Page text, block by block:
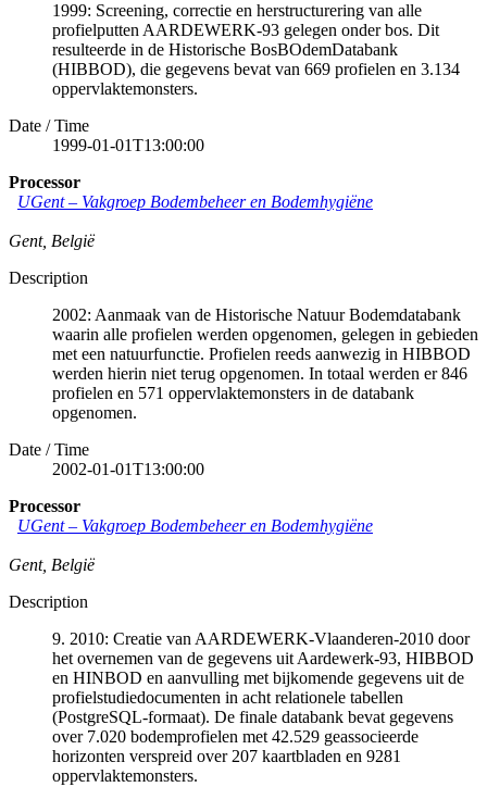
1999: Screening, correctie en herstructurering van alle
profielputten AARDEWERK-93 gelegen onder bos. Dit
resulteerde in de Historische BosBOdemDatabank
(HIBBOD), die gegevens bevat van 669 profielen en 3.134
oppervlaktemonsters.
Date / Time
1999-01-01T13:00:00
Processor
UGent – Vakgroep Bodembeheer en Bodemhygiëne
Gent, België
Description
2002: Aanmaak van de Historische Natuur Bodemdatabank
waarin alle profielen werden opgenomen, gelegen in gebieden
met een natuurfunctie. Profielen reeds aanwezig in HIBBOD
werden hierin niet terug opgenomen. In totaal werden er 846
profielen en 571 oppervlaktemonsters in de databank
opgenomen.
Date / Time
2002-01-01T13:00:00
Processor
UGent – Vakgroep Bodembeheer en Bodemhygiëne
Gent, België
Description
9. 2010: Creatie van AARDEWERK-Vlaanderen-2010 door
het overnemen van de gegevens uit Aardewerk-93, HIBBOD
en HINBOD en aanvulling met bijkomende gegevens uit de
profielstudiedocumenten in acht relationele tabellen
(PostgreSQL-formaat). De finale databank bevat gegevens
over 7.020 bodemprofielen met 42.529 geassocieerde
horizonten verspreid over 207 kaartbladen en 9281
oppervlaktemonsters.